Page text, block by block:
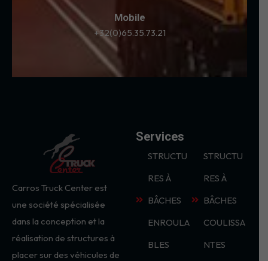
Mobile
+32(0)65.35.73.21
Carros Truck Center est
une société spécialisée
dans la conception et la
réalisation de structures à
placer sur des véhicules de
Services
STRUCTU
RES À
BÂCHES
ENROULA
BLES
STRUCTU
RES À
BÂCHES
COULISSA
NTES